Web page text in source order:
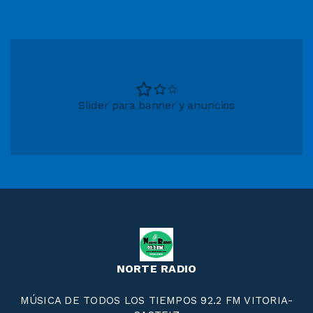
Slider para banner y anuncios
NORTE RADIO
MÚSICA DE TODOS LOS TIEMPOS 92.2 FM VITORIA-